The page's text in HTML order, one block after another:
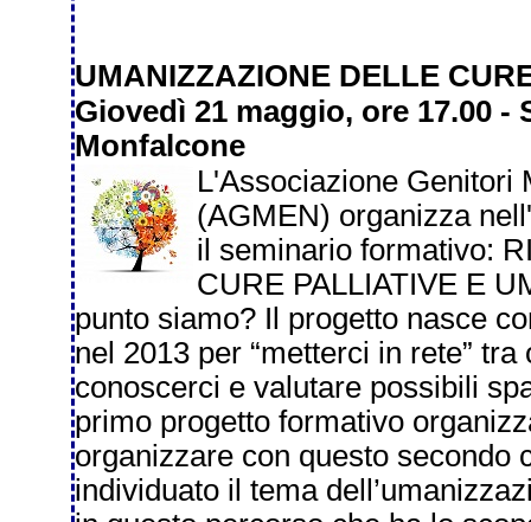
UMANIZZAZIONE DELLE
Giovedì 21 maggio, ore 17.00 -
Monfalcone
L'Associazione Genitori
(AGMEN) organizza
il seminario formativo:
CURE PALLIATIVE E
punto siamo? Il progetto nasce
nel 2013 per “metterci in rete”
conoscerci e valutare possibili
primo progetto formativo
organizzare con questo secondo
individuato il tema